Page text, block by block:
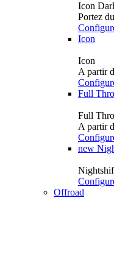
Icon
Portez
Icon
Icon
A partir
Full
Full
A partir
new
Offroad